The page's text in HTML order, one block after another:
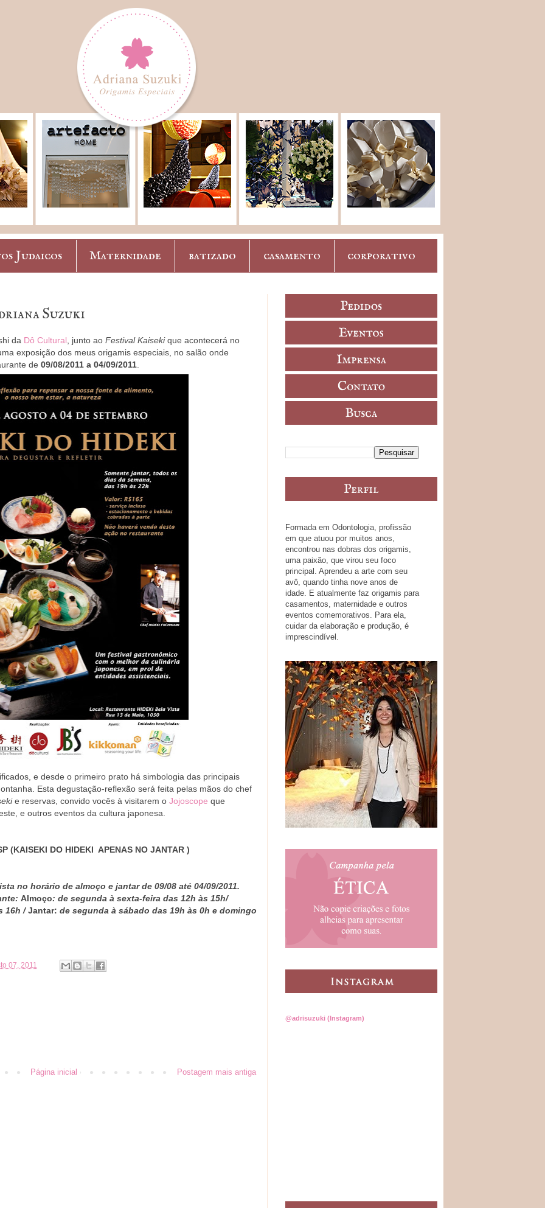
Judaicos Maternidade batizado casamento corporativo
Suzuki
da Dô Cultural, junto ao Festival Kaisekique acontecerá no
exposição dos meus origamis especiais, no salão onde
de 09/08/2011 a 04/09/2011.
e desde o primeiro prato há simbologia das principais
Esta degustação-reflexão será feita pelas mãos do chef
e reservas, convido vocês à visitarem o Jojoscope que
e outros eventos da cultura japonesa.
(KAISEKI DO HIDEKI APENAS NO JANTAR )
no horário de almoço e jantar de 09/08 até 04/09/2011.
Almoço: de segunda à sexta-feira das 12h às 15h/
16h /Jantar: de segunda à sábado das 19h às 0h e domingo
07, 2011
Postagem mais antiga
Página inicial
Formada em Odontologia, profissão
em que atuou por muitos anos,
encontrou nas dobras dos origamis,
uma paixão, que virou seu foco
principal. Aprendeu a arte com seu
avô, quando tinha nove anos de
idade. E atualmente faz origamis para
casamentos, maternidade e outros
eventos comemorativos. Para ela,
cuidar da elaboração e produção, é
imprescindível.
@adrisuzuki (Instagram)